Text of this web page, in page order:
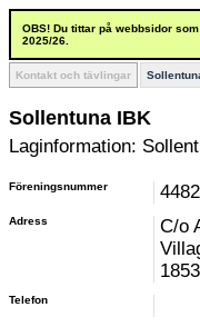
OBS! Du tittar på webbsidor
2025/26.
Kontakt och tävlingar
Sollentuna IBK
Laginformation:
Föreningsnummer
Adress
C/o
Telefon